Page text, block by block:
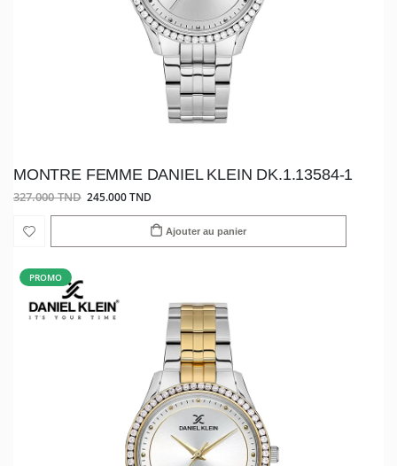
MONTRE FEMME DANIEL KLEIN DK.1.13584-1
327.000 TND 245.000 TND
Ajouter au panier
PROMO